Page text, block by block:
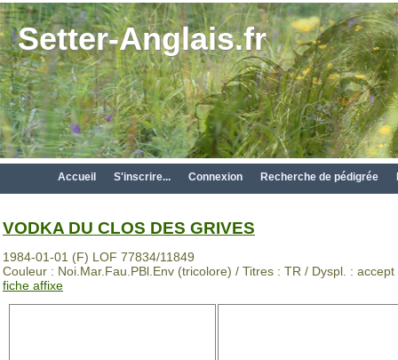
Setter-Anglais.fr
Accueil S'inscrire... Connexion Recherche de pédigrée
VODKA DU CLOS DES GRIVES
1984-01-01 (F) LOF 77834/11849
Couleur : Noi.Mar.Fau.PBl.Env (tricolore) / Titres : TR / Dyspl. : accept
fiche affixe